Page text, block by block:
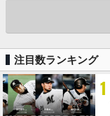
注目数ランキング
1